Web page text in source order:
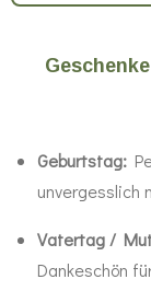
Geburtstag:
unvergesslich
Vatertag /
Dankeschön